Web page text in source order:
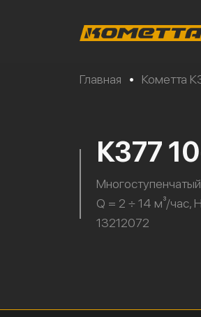
Главная • Кометта
К377
Q = 2 ÷ 14 м³/час,
13212072